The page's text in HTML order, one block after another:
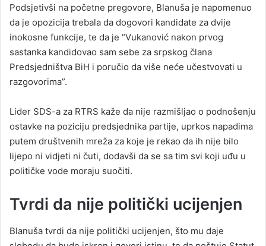
Podsjetivši na početne pregovore, Blanuša je napomenuo
da je opozicija trebala da dogovori kandidate za dvije
inokosne funkcije, te da je “Vukanović nakon prvog
sastanka kandidovao sam sebe za srpskog člana
Predsjedništva BiH i poručio da više neće učestvovati u
razgovorima”.
Lider SDS-a za RTRS kaže da nije razmišljao o podnošenju
ostavke na poziciju predsjednika partije, uprkos napadima
putem društvenih mreža za koje je rekao da ih nije bilo
lijepo ni vidjeti ni čuti, dodavši da se sa tim svi koji uđu u
političke vode moraju suočiti.
Tvrdi da nije politički ucijenjen
Blanuša tvrdi da nije politički ucijenjen, što mu daje